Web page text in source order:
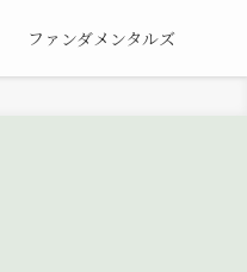
ファンダメンタルズ